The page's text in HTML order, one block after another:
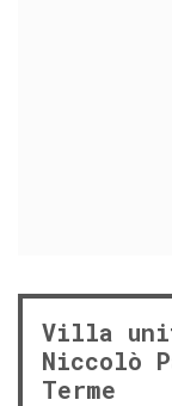
Villa
Niccolò
Terme